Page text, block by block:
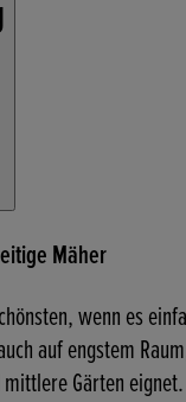
Mäher
wenn es
auf engstem
Gärten eignet.